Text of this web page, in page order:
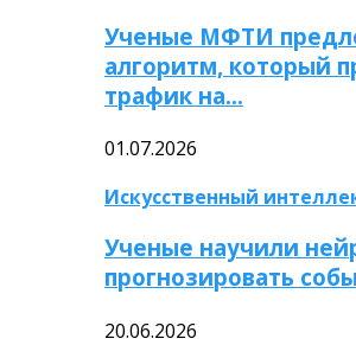
Ученые МФТИ
алгоритм, который
трафик на…
01.07.2026
Искусственный
Ученые научили
прогнозировать
20.06.2026